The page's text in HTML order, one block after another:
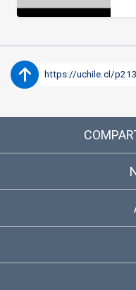
https://uchile.cl/